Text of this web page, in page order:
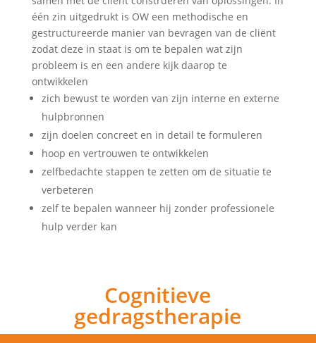
één zin uitgedrukt is OW een methodische en
gestructureerde manier van bevragen van de cliënt
zodat deze in staat is om te bepalen wat zijn
probleem is en een andere kijk daarop te
ontwikkelen
zich bewust te worden van zijn interne en externe
hulpbronnen
zijn doelen concreet en in detail te formuleren
hoop en vertrouwen te ontwikkelen
zelfbedachte stappen te zetten om de situatie te
verbeteren
zelf te bepalen wanneer hij zonder professionele
hulp verder kan
Cognitieve
gedragstherapie